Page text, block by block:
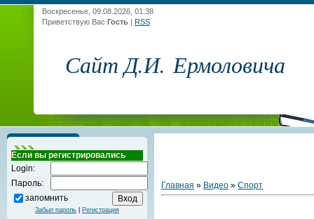
Воскресенье, 09.08.2026, 01:38
Приветствую Вас Гость | RSS
Сайт Д.И. Ермоловича
Если вы регистрировались
Login:
Пароль:
запомнить
Забыл пароль Регистрация
Главная » Видео » Спорт